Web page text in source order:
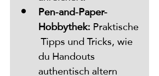
Pen-and-Paper-
Hobbythek: Praktische
Tipps und Tricks, wie
du Handouts
authentisch altern